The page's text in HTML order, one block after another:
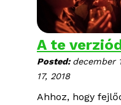
A te
Posted:december
17, 2018
Ahhoz, hogy